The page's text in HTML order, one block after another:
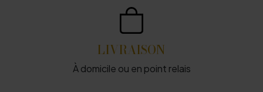
LIVRAISON
À domicile ou en point relais